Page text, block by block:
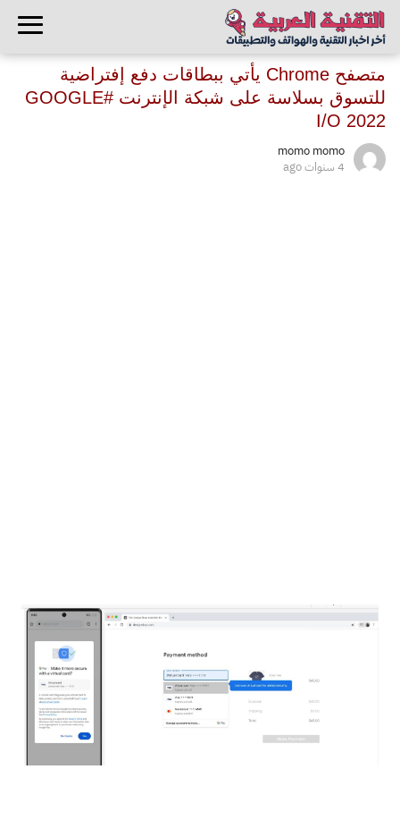
متصفح Chrome يأتي ببطاقات دفع إفتراضية
للتسوق بسلاسة على شبكة الإنترنت #GOOGLE
I/O 2022
momo momo
4 سنوات ago